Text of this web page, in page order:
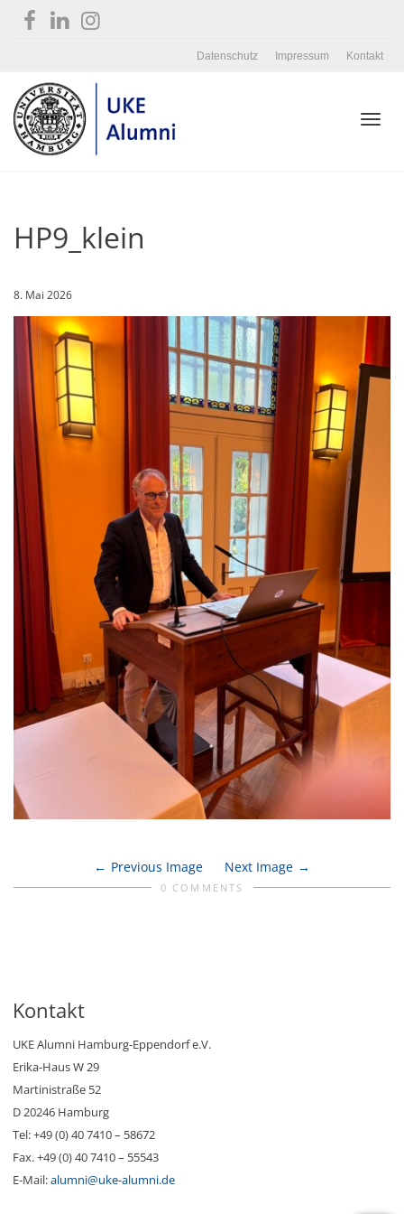
Datenschutz Impressum Kontakt
HP9_klein
8. Mai 2026
Previous Image Next Image
0 COMMENTS
Kontakt
UKE Alumni Hamburg-Eppendorf e.V.
Erika-Haus W 29
Martinistraße 52
D 20246 Hamburg
Tel: +49 (0) 40 7410 – 58672
Fax. +49 (0) 40 7410 – 55543
E-Mail:alumni@uke-alumni.de